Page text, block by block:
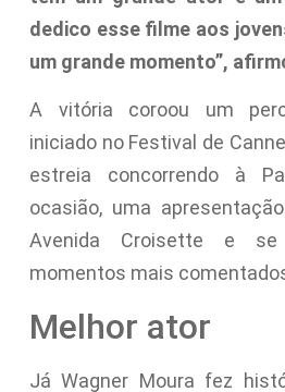
dedico esse filme aos
um grande momento”,
A vitória coroou um
iniciado no Festival de
estreia concorrendo à
ocasião, uma
Avenida Croisette e
momentos mais
Melhor ator
Já Wagner Moura fez